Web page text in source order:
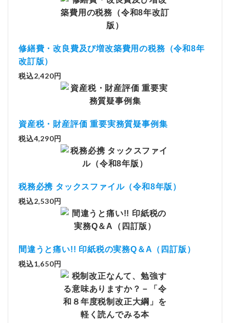
修繕費・改良費及び増改築費用の税務（令和8年
改訂版）
税込2,420円
資産税・財産評価 重要実務質疑事例集
税込4,290円
税務必携 タックスファイル（令和8年版）
税込2,530円
間違うと痛い!! 印紙税の実務Q＆A（四訂版）
税込1,650円